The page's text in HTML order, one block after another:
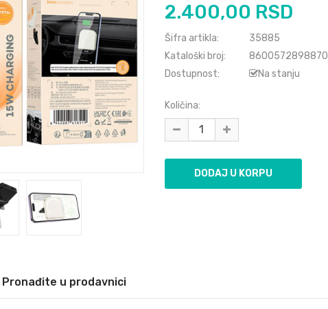
2.400,00 RSD
Šifra artikla:
35885
Kataloški broj:
8600572898870
Dostupnost:
Na stanju
Količina:
Pronađite u prodavnici